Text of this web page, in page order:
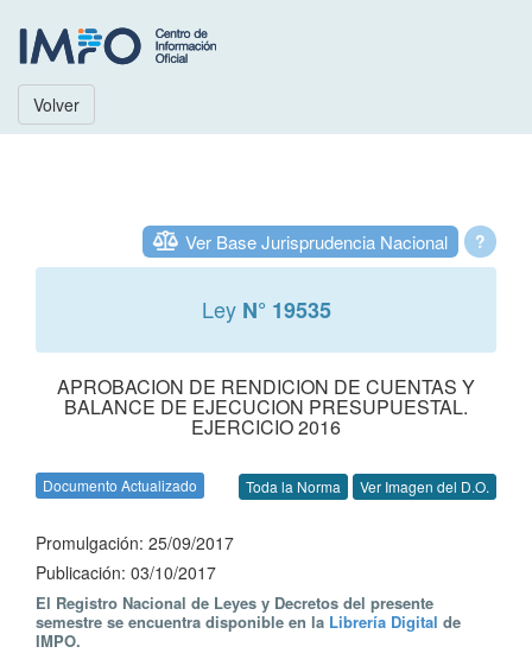
Volver
?
Ver Base Jurisprudencia Nacional
Ley N° 19535
APROBACION DE RENDICION DE CUENTAS Y
BALANCE DE EJECUCION PRESUPUESTAL.
EJERCICIO 2016
Documento Actualizado Toda la Norma Ver Imagen del D.O.
Promulgación: 25/09/2017
Publicación: 03/10/2017
El Registro Nacional de Leyes y Decretos del presente
semestre se encuentra disponible en la Librería Digital de
IMPO.